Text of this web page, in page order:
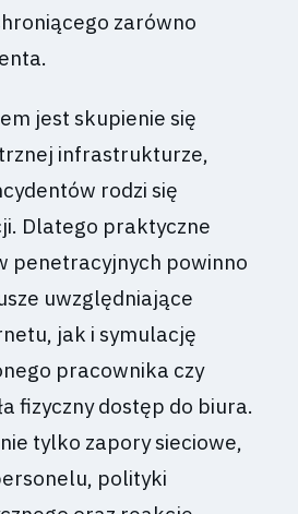
zarówno
jest skupienie się
infrastrukturze,
rodzi się
Dlatego praktyczne
penetracyjnych powinno
uwzględniające
jak i symulację
pracownika czy
fizyczny dostęp do biura.
tylko zapory sieciowe,
polityki